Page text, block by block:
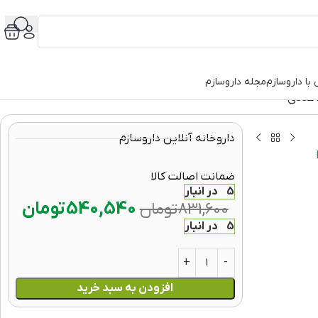
داروسازممجله داروسازم
داروخانه آنلاین داروسازم
ضمانت اصالت کالا
5 در انبار
831,600تومان 540,540تومان
5 در انبار
افزودن به سبد خرید